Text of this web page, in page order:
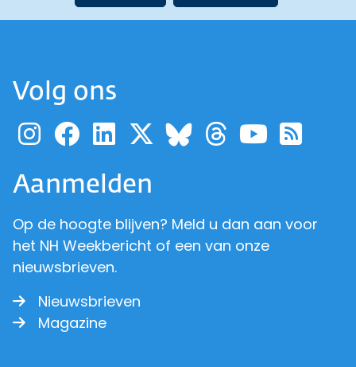
Volg ons
Ga naar de pagina van
Ga naar de pagina
Ga naar de
Ga naar de
Ga naar de
Ga naar
Ga
Aanmelden
Op de hoogte blijven? Meld u dan aan voor
het NH Weekbericht of een van onze
nieuwsbrieven.
Nieuwsbrieven
Magazine